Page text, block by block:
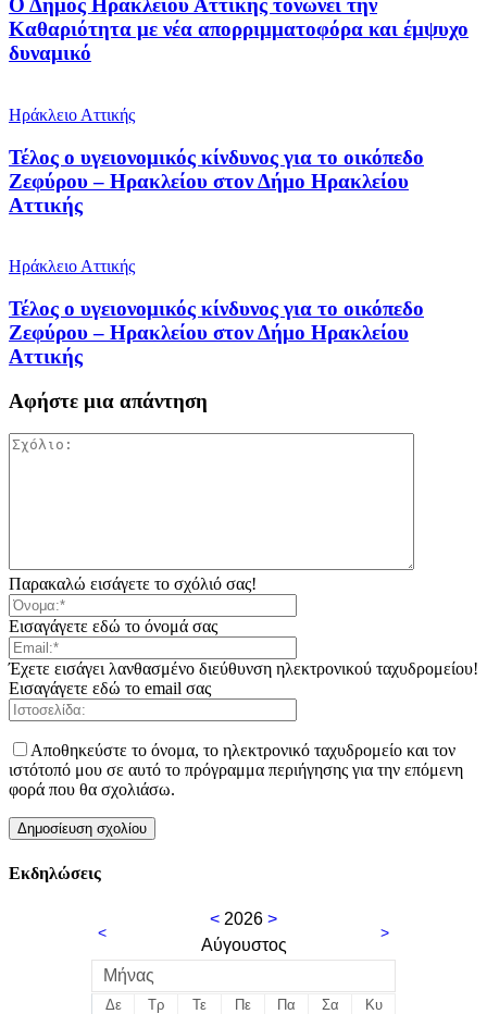
Ο Δήμος Ηρακλείου Αττικής τονώνει την
Καθαριότητα με νέα απορριμματοφόρα και έμψυχο
δυναμικό
Ηράκλειο Αττικής
Τέλος ο υγειονομικός κίνδυνος για το οικόπεδο
Ζεφύρου – Ηρακλείου στον Δήμο Ηρακλείου
Αττικής
Ηράκλειο Αττικής
Τέλος ο υγειονομικός κίνδυνος για το οικόπεδο
Ζεφύρου – Ηρακλείου στον Δήμο Ηρακλείου
Αττικής
Αφήστε μια απάντηση
Παρακαλώ εισάγετε το σχόλιό σας!
Εισαγάγετε εδώ το όνομά σας
Έχετε εισάγει λανθασμένο διεύθυνση ηλεκτρονικού ταχυδρομείου!
Εισαγάγετε εδώ το email σας
Αποθηκεύστε το όνομα, το ηλεκτρονικό ταχυδρομείο και τον
ιστότοπό μου σε αυτό το πρόγραμμα περιήγησης για την επόμενη
φορά που θα σχολιάσω.
Εκδηλώσεις
<
< 2026 >
Αύγουστος
>
Μήνας
Δε Τρ Τε Πε Πα Σα Κυ